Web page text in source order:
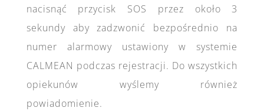
nacisnąć przycisk SOS przez około 3
sekundy aby zadzwonić bezpośrednio na
numer alarmowy ustawiony w systemie
CALMEAN podczas rejestracji. Do wszystkich
opiekunów wyślemy również
powiadomienie.